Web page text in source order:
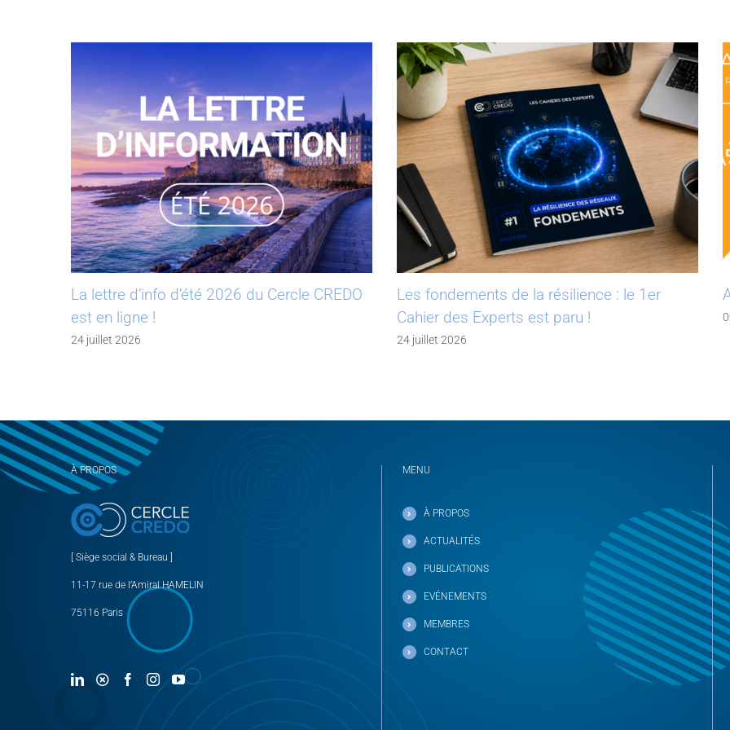
La lettre d’info d’été 2026 du Cercle CREDO
est en ligne !
24 juillet 2026
Les fondements de la résilience : le 1er
Cahier des Experts est paru !
24 juillet 2026
À PROPOS
[ Siège social & Bureau ]
11-17 rue de l’Amiral HAMELIN
75116 Paris
MENU
À PROPOS
ACTUALITÉS
PUBLICATIONS
EVÉNEMENTS
MEMBRES
CONTACT